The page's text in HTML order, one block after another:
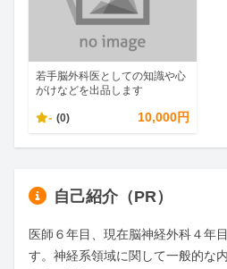
若手脳外科医としての知識や心
がけなどを出品します
- (0) 10,000円
自己紹介（PR）
医師６年目、現在脳神経外科４年
す。神経系領域に関して一般的な